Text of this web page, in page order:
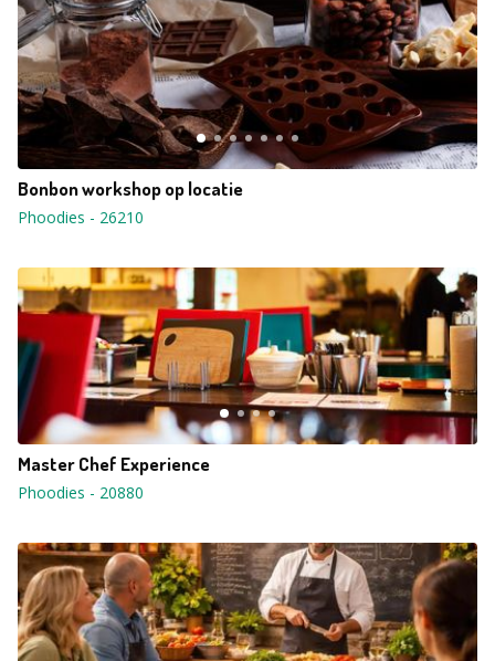
Bonbon workshop op locatie
Phoodies - 26210
Master Chef Experience
Phoodies - 20880